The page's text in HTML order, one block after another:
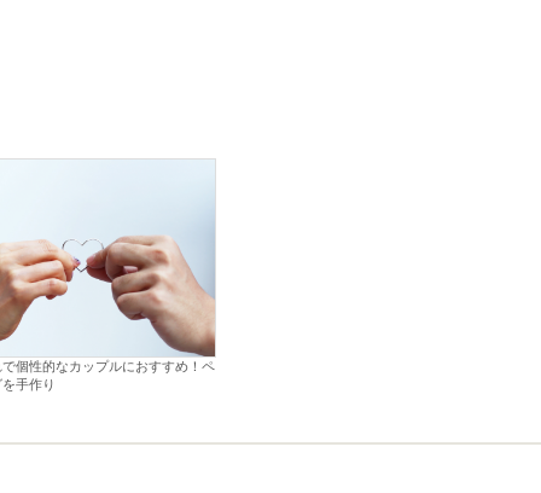
で個性的なカップルにおすすめ！ペ
手作り